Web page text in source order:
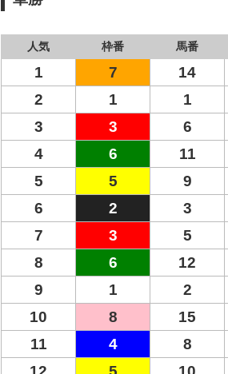
人気 枠番 馬番
1 7 14
2
1 1
3
3 6
4
6 11
5
5 9
6
2 3
7
3 5
8
6 12
9
1 2
10
8 15
11
4 8